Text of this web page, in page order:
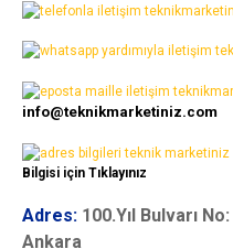
info@teknikmarketiniz.com
Bilgisi için Tıklayınız
Adres: 100.Yıl Bulvarı
Ankara